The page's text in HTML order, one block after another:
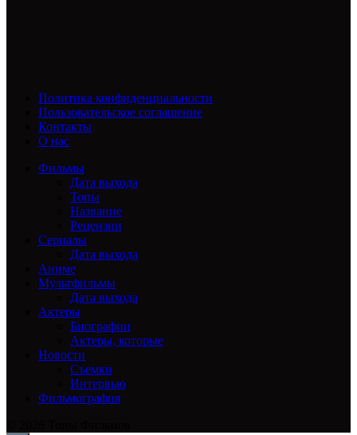
Политика конфиденциальности
Пользовательское соглашение
Контакты
О нас
Фильмы
Дата выхода
Топы
Название
Рецензии
Сериалы
Дата выхода
Аниме
Мультфильмы
Дата выхода
Актеры
Биографии
Актеры, которые
Новости
Съемки
Интервью
Фильмография